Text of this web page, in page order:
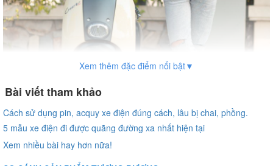
Xem thêm đặc điểm nổi bật▼
Bài viết tham khảo
Cách sử dụng pin, acquy xe điện đúng cách, lâu bị chai, phồng.
5 mẫu xe điện đi được quãng đường xa nhất hiện tại
Xem nhiều bài hay hơn nữa!